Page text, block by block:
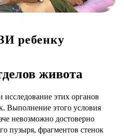
ребенку
живота
исследование этих органов
Выполнение этого условия
невозможно достоверно
пузыря, фрагментов стенок